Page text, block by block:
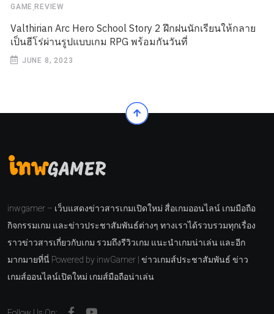
GAME ,REVIEW
Valthirian Arc Hero School Story 2 ฝึกฝนนักเรียนให้กลาย
เป็นฮีโร่ผ่านรูปแบบเกม RPG พร้อมกันวันที่
JUNE 8, 2023
inwgamer – เว็บแสดงข่าวสารเกมเปิดใหม่ สื่อเกมออนไลน์ เกมมือถือ
กิจกรรมเกม และข่าวประชาสัมพันธ์ต่างๆ ทางเราได้รวบรวมทุกเรื่อง
ราวข่าวสารเกี่ยวกับเกม รวมถึงรีวิวเกม แนะนำเกมน่าเล่น และอีก
มากมายที่นี่ Powered by inwGamer | ข่าวเกมส์ประชาสัมพันธ์ ข่าว
เกมส์ออนไลน์เปิดใหม่ เกมส์มือถือน่าเล่น